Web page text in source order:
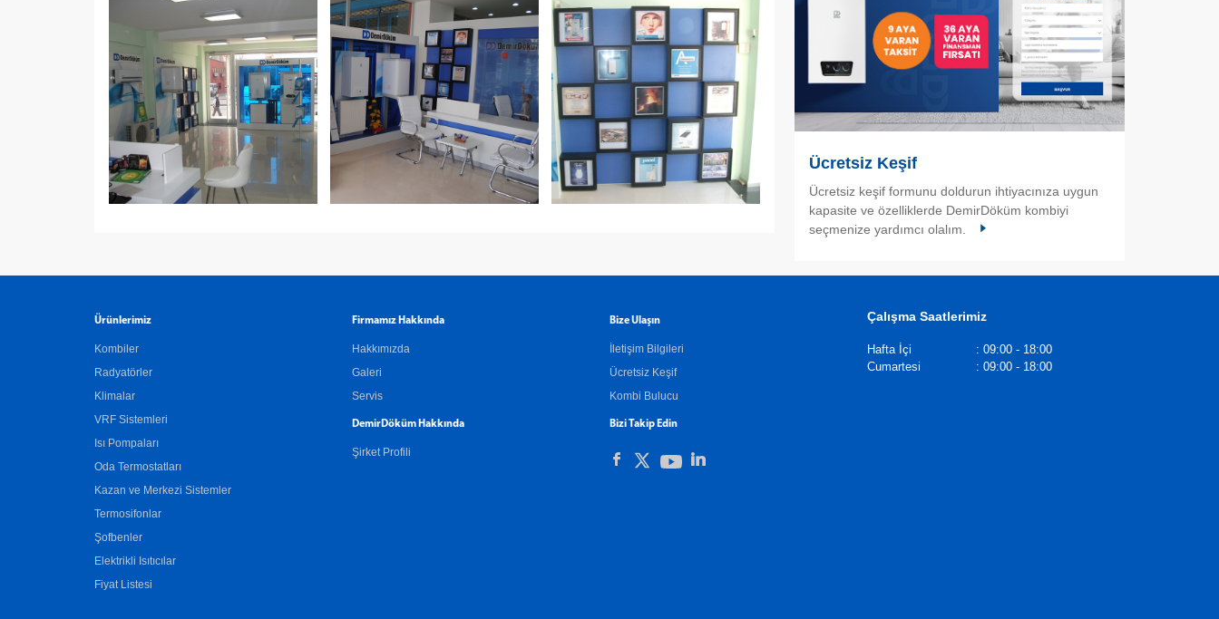
Ücretsiz Keşif
Ücretsiz keşif formunu doldurun ihtiyacınıza uygun
kapasite ve özelliklerde DemirDöküm kombiyi
seçmenize yardımcı olalım.
Ürünlerimiz
Kombiler
Radyatörler
Klimalar
VRF Sistemleri
Isı Pompaları
Oda Termostatları
Kazan ve Merkezi Sistemler
Termosifonlar
Şofbenler
Elektrikli Isıtıcılar
Fiyat Listesi
Firmamız Hakkında
Hakkımızda
Galeri
Servis
DemirDöküm Hakkında
Şirket Profili
Bize Ulaşın
İletişim Bilgileri
Ücretsiz Keşif
Kombi Bulucu
Bizi Takip Edin
Çalışma Saatlerimiz
Hafta İçi : 09:00 - 18:00
Cumartesi
: 09:00 - 18:00